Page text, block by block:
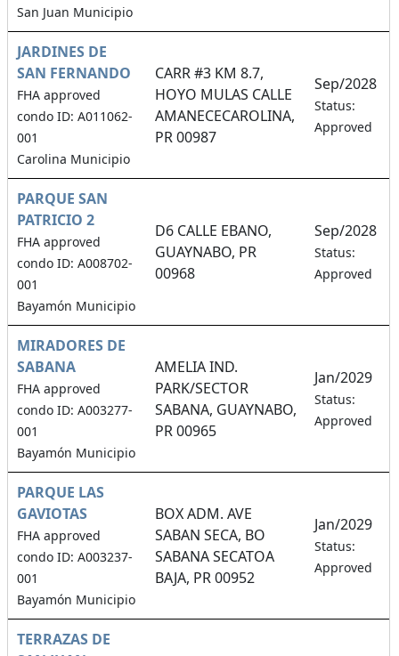
San Juan Municipio
JARDINES DE
SAN FERNANDO
FHA approved
condo ID: A011062-
001
Carolina Municipio
CARR #3 KM 8.7,
HOYO MULAS CALLE
AMANECECAROLINA,
PR 00987
Sep/2028
Status:
Approved
PARQUE SAN
PATRICIO 2
FHA approved
condo ID: A008702-
001
Bayamón Municipio
D6 CALLE EBANO,
GUAYNABO, PR
00968
Sep/2028
Status:
Approved
MIRADORES DE
SABANA
FHA approved
condo ID: A003277-
001
Bayamón Municipio
AMELIA IND.
PARK/SECTOR
SABANA, GUAYNABO,
PR 00965
Jan/2029
Status:
Approved
PARQUE LAS
GAVIOTAS
FHA approved
condo ID: A003237-
001
Bayamón Municipio
BOX ADM. AVE
SABAN SECA, BO
SABANA SECATOA
BAJA, PR 00952
Jan/2029
Status:
Approved
TERRAZAS DE